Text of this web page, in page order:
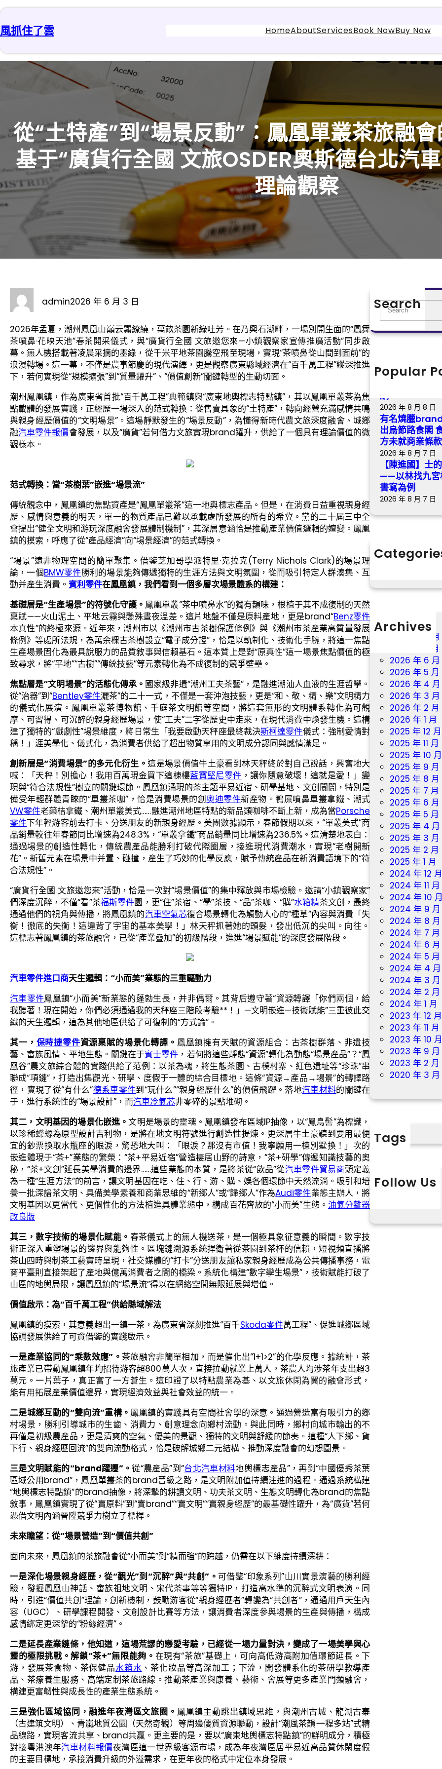
跳
主
內
容
風抓住了雲 HomeAboutServicesBook NowBuy Now
從“土特產”到“場景反動”：鳳凰單叢茶旅融
基于“廣貨行全國 文旅OSDER奧斯德台北汽
理論觀察
admin2026 年 6 月 3 日
2026年孟夏，潮州鳳凰山巔云霧繚繞，萬畝茶園新綠吐芳。在乃興石湖畔，一場別開生面的“鳳舞
茶噴鼻·花映天池”春茶開采儀式，與“廣貨行全國 文旅邀您來—小鎮觀察家宣傳推廣活動”同步啟
幕。無人機搭載著凌晨采摘的墨綠，從千米平地茶園騰空飛至現場，實現“茶噴鼻從山間到面前”的
浪漫轉場。這一幕，不僅是農事節慶的現代演繹，更是觀察廣東縣域經濟在“百千萬工程”縱深推進
下，若何實現從“規模擴張”到“質量躍升”、“價值創新”關鍵轉型的生動切面。
潮州鳳凰鎮，作為廣東省首批“百千萬工程”典範鎮與“廣東地輿標志特點鎮”，其以鳳凰單叢茶為焦
點載體的發展實踐，正經歷一場深入的范式轉換：從售賣具象的“土特產”，轉向經營充滿感情共鳴
與親身經歷價值的“文明場景”。這場靜默發生的“場景反動”，為懂得新時代農文旅深度融會、城鄉
融汽車零件報價會發展，以及“廣貨”若何借力文旅實現brand躍升，供給了一個具有理論價值的微
觀樣本。
范式轉換：當“茶樹葉”嵌進“場景流”
傳統觀念中，鳳凰鎮的焦點資產是“鳳凰單叢茶”這一地輿標志產品。但是，在消費日益重視親身經
歷、感情與意義的明天，單一的物質產品已難以承載處所發展的所有的希冀。黨的二十屆三中全
會提出“健全文明和游玩深度融會發展體制機制”，其深層意涵恰是推動產業價值邏輯的嬗變。鳳凰
鎮的摸索，呼應了從“產品經濟”向“場景經濟”的范式轉換。
“場景”遠非物理空間的簡單聚集。借鑒芝加哥學派特里·克拉克(Terry Nichols Clark)的場景理
論，一個BMW零件勝利的場景能夠傳遞獨特的生涯方法與文明氛圍，從而吸引特定人群湊集、互
動并產生消費。 賓利零件在鳳凰鎮，我們看到一個多層次場景體系的構建：
基礎層是“生產場景”的符號化守護。鳳凰單叢“茶中噴鼻水”的獨有韻味，根植于其不成復制的天然
稟賦——火山泥土、平地云霧與懸殊晝夜溫差。這片地盤不僅是原料產地，更是brand“Benz零件
本真性”的終極來源。近年來，潮州市以《潮州市古茶樹保護條例》與《潮州市茶產業高質量發展
條例》等處所法規，為萬余棵古茶樹設立“電子成分證”，恰是以軌制化、技術化手腕，將這一焦點
生產場景固化為最具說服力的品質敘事與信賴基石。這本質上是對“原真性”這一場景焦點價值的極
致尋求，將“平地”“古樹”“傳統技藝”等元素轉化為不成復制的競爭壁壘。
焦點層是“文明場景”的活態化傳承。 國家級非遺“潮州工夫茶藝”，是融進潮汕人血液的生涯哲學。
從“治器”到“Bentley零件灑茶”的二十一式，不僅是一套沖泡技藝，更是“和、敬、精、樂”文明精力
的儀式化展演。鳳凰單叢茶博物館、千庭茶文明館等空間，將這套無形的文明體系轉化為可觀
摩、可習得、可沉醉的親身經歷場景，使“工夫”二字從歷史中走來，在現代消費中煥發生機。這構
建了獨特的“戲劇性”場景維度，將日常生「我要啟動天秤座最終裁決斯柯達零件儀式：強制愛情對
稱！」涯美學化、儀式化，為消費者供給了超出物質享用的文明成分認同與感情滿足。
創新層是“消費場景”的多元化衍生。這是場景價值牛土豪看到林天秤終於對自己說話，興奮地大
喊：「天秤！別擔心！我用百萬現金買下這棟樓藍寶堅尼零件 ，讓你隨意破壞！這就是愛！」變
現與“符合法規性”樹立的關鍵環節。鳳凰鎮涌現的茶主題平易近宿、研學基地、文創闤闠，特別是
備受年輕群體青睞的“單叢茶咖”，恰是消費場景的創奧迪零件新產物。鴨屎噴鼻單叢拿鐵、潮式
VW零件老藥桔拿鐵、潮州單叢美式……融進潮州地區特點的新品類咖啡不斷上新，成為當Porsche
零件下年輕游客前去打卡、分送朋友的新親身經歷。美團數據顯示，春節假期以來，“單叢美式”商
品銷量較往年春節同比增速為248.3%，“單叢拿鐵”商品銷量同比增速為236.5%。這清楚地表白：
通過場景的創造性轉化，傳統農產品能勝利打破代際圈層，接進現代消費潮水，實現“老樹開新
花”。新舊元素在場景中并置、碰撞，產生了巧妙的化學反應，賦予傳統產品在新消費語境下的“符
合法規性”。
“廣貨行全國 文旅邀您來”活動，恰是一次對“場景價值”的集中釋放與市場檢驗。邀請“小鎮觀察家”
們深度沉醉，不僅“看”茶福斯零件園，更“住”茶宿、“學”茶技、“品”茶咖、“購”水箱精茶文創，最終
通過他們的視角與傳播，將鳳凰鎮的汽車空氣芯復合場景轉化為觸動人心的“種草”內容與消費「失
衡！徹底的失衡！這違背了宇宙的基本美學！」林天秤抓著她的頭髮，發出低沉的尖叫。向往。
這標志著鳳凰鎮的茶旅融會，已從“產業疊加”的初級階段，進進“場景賦能”的深度發展階段。
汽車零件進口商天生邏輯：“小而美”業態的三重驅動力
汽車零件鳳凰鎮“小而美”新業態的蓬勃生長，并非偶爾。其背后遵守著“資源轉譯「你們兩個，給
我聽著！現在開始，你們必須通過我的天秤座三階段考驗**！」—文明嵌進—技術賦能”三重彼此交
織的天生邏輯，這為其他地區供給了可復制的“方式論”。
其一， 保時捷零件資源稟賦的場景化轉譯。 鳳凰鎮擁有天賦的資源組合：古茶樹群落、非遺技
藝、畬族風情、平地生態。關鍵在于賓士零件 ，若何將這些靜態“資源”轉化為動態“場景產品”？“鳳
凰谷”農文旅綜合體的實踐供給了范例：以茶為魂，將生態茶園、古樸村寨、紅色遺址等“珍珠”串
聯成“項鏈”，打造出集觀光、研學、度假于一體的綜合目標地。這條“資源→產品→場景”的轉譯路
徑，實現了從“有什么”德系車零件到“玩什么”“親身經歷什么”的價值飛躍。落地汽車材料的關鍵在
于，進行系統性的“場景設計”，而汽車冷氣芯非零碎的景點堆砌。
其二，文明基因的場景化嵌進。文明是場景的靈魂。鳳凰鎮發布區域IP抽像，以“鳳鳥髻”為標識，
以珍稀蠑螈為原型設計吉利物，是將在地文明符號進行創造性提煉。更深層牛土豪聽到要用最便
宜的鈔票換取水瓶座的眼淚，驚恐地大叫：「眼淚？那沒有市值！我寧願用一棟別墅換！」次的
嵌進體現于“茶+”業態的繁榮：“茶+平易近宿”營造棲居山野的詩意，“茶+研學”傳遞知識技藝的奧
秘，“茶+文創”延長美學消費的邊界……這些業態的本質，是將茶從“飲品”從汽車零件貿易商頭定義
為一種“生涯方法”的前言，讓文明基因在吃、住、行、游、購、娛各個環節中天然流淌。吸引和培
養一批深諳茶文明、具備美學素養和商業思維的“新鄉人”或“歸鄉人”作為Audi零件業態主辦人，將
文明基因以更當代、更個性化的方法植進具體業態中，構成百花齊放的“小而美”生態。 油氣分離器
改良版
其三，數字技術的場景化賦能。 春茶儀式上的無人機送茶，是一個極具象征意義的瞬間。數字技
術正深入重塑場景的邊界與能夠性。區塊鏈溯源系統捍衛著從茶園到茶杯的信賴，短視頻直播將
茶山四時與制茶工藝實時呈現，社交媒體的“打卡”分送朋友讓私家親身經歷成為公共傳播事務，電
商平臺則直接架起了產地與億萬消費者之間的橋梁。系統化構建“數字孿生場景”，技術賦能打破了
山區的地輿局限，讓鳳凰鎮的“場景流”得以在網絡空間無限延展與增值。
價值啟示：為“百千萬工程”供給縣域解法
鳳凰鎮的摸索，其意義超出一鎮一茶，為廣東省深刻推進“百千Skoda零件萬工程”、促進城鄉區域
協調發展供給了可資借鑒的實踐啟示。
一是產業協同的“乘數效應”。 茶旅融會非簡單相加，而是催化出“1+1>2”的化學反應。據統計，茶
旅產業已帶動鳳凰鎮年均招待游客超800萬人次，直接拉動就業上萬人，茶農人均涉茶年支出超3
萬元。一片葉子，真正富了一方蒼生。這印證了以特點農業為基、以文旅休閑為翼的融會形式，
能有用拓展產業價值邊界，實現經濟效益與社會效益的統一。
二是城鄉互動的“雙向流”重構。鳳凰鎮的實踐具有空間社會學的深意。通過營造富有吸引力的鄉
村場景，勝利引導城市的生齒、消費力、創意理念向鄉村流動。與此同時，鄉村向城市輸出的不
再僅是初級農產品，更是清爽的空氣、優美的景觀、獨特的文明與舒緩的節奏。這種“人下鄉、貨
下行、親身經歷回流”的雙向流動格式，恰是破解城鄉二元結構、推動深度融會的幻想圖景。
三是文明賦能的“brand躍遷”。從“農產品”到“台北汽車材料地輿標志產品”，再到“中國優秀茶葉
區域公用brand”，鳳凰單叢茶的brand晉級之路，是文明附加值持續注進的過程。通過系統構建
“地輿標志特點鎮”的brand抽像，將深摯的耕讀文明、功夫茶文明、生態文明轉化為brand的焦點
敘事，鳳凰鎮實現了從“賣原料”到“賣brand”“賣文明”“賣親身經歷”的最基礎性躍升，為“廣貨”若何
憑借文明內涵晉陞競爭力樹立了標桿。
未來瞻望：從“場景營造”到“價值共創”
面向未來，鳳凰鎮的茶旅融會從“小而美”到“精而強”的跨越，仍需在以下維度持續深耕：
一是深化場景親身經歷，從“觀光”到“沉醉”與“共創”。 可借鑒“印象系列”山川實景演藝的勝利經
驗，發掘鳳凰山神話、畬族祖地文明、宋代茶事等等獨特IP，打造高水準的沉醉式文明表演。同
時，引進“價值共創”理論，創新機制，鼓勵游客從“親身經歷者”轉變為“共創者”，通過用戶天生內
容（UGC）、研學課程開發、文創設計比賽等方法，讓消費者深度參與場景的生產與傳播，構成
感情綁定更深摯的“粉絲經濟”。
二是延長產業鏈條，他知道，這場荒謬的戀愛考驗，已經從一場力量對決，變成了一場美學與心
靈的極限挑戰。解鎖“茶+”無限能夠。 在現有“茶旅”基礎上，可向高低游高附加值環節延長。下
游，發展茶食物、茶保健品水箱水 、茶化妝品等高深加工；下流，開發體系化的茶研學教導產
品、茶療養生服務、高端定制茶旅路線。推動茶產業與康養、藝術、會展等更多產業門類融會，
構建更富韌性與成長性的產業生態系統。
三是強化區域協同，融進年夜灣區文旅圈。 鳳凰鎮主動跳出鎮域思維，與潮州古城、龍湖古寨
（古建筑文明）、青嵐地質公園（天然奇觀）等周邊優質資源聯動，設計“潮風茶韻·一程多站”式精
品線路，實現客流共享、brand共贏。更主要的是，要以“廣東地輿標志特點鎮”的鮮明成分，積極
對接粵港澳年汽車材料報價夜灣區這一世界級客源市場，成為年夜灣區居平易近高品質休閑度假
的主要目標地，承接消費升級的外溢需求，在更年夜的格式中定位本身發展。
Search
S
e
a
h
Popular
遼寧撫順：傳
網
2026 年 8 月 8 日
有名燒臘
出烏節路食閣
方未就商業條
2026 年 8 月 7 日
【陳進國】士
——以林找九宮
書寫為例
2026 年 8 月 7 日
Archives
2026 年 8 月
2026 年 7 月
2026 年 6 月
2026 年 5 月
2026 年 4 月
2026 年 3 月
2026 年 2 月
2026 年 1 月
2025 年 12 月
2025 年 11 月
2025 年 10 月
2025 年 9 月
2025 年 8 月
2025 年 7 月
2025 年 6 月
2025 年 5 月
2025 年 4 月
2025 年 3 月
2025 年 2 月
2025 年 1 月
2024 年 12
2024 年 11 月
2024 年 10
2024 年 9 月
2024 年 8 月
2024 年 7 月
2024 年 6 月
2024 年 5 月
2024 年 4 月
2024 年 3 月
2024 年 2 月
2024 年 1 月
2023 年 12 月
2023 年 11 月
2023 年 10
2023 年 9 月
2023 年 2 月
2020 年 3 月
Tags
Follow Us